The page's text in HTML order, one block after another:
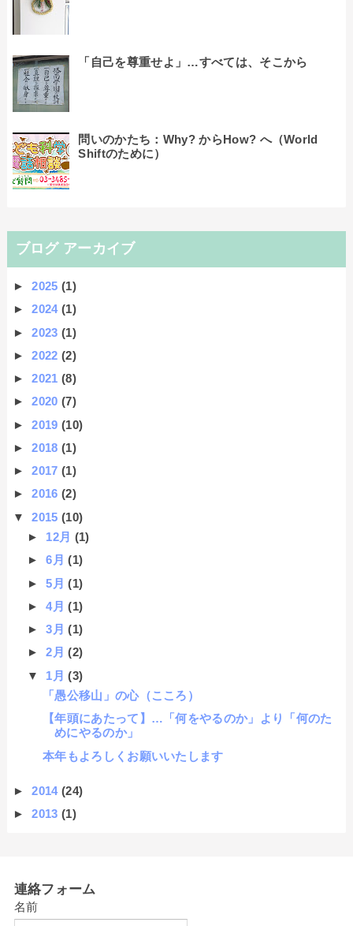
「自己を尊重せよ」…すべては、そこから
問いのかたち：Why? からHow? へ（World
Shiftのために）
ブログ アーカイブ
►2025(1)
►2024(1)
►2023(1)
►2022(2)
►2021(8)
►2020(7)
►2019(10)
►2018(1)
►2017(1)
►2016(2)
▼2015(10)
► 12月 (1)
►6月(1)
►5月(1)
►4月(1)
►3月(1)
►2月(2)
▼ 1月(3)
「愚公移山」の心（こころ）
【年頭にあたって】…「何をやるのか」より「何のた
めにやるのか」
本年もよろしくお願いいたします
►2014(24)
►2013(1)
連絡フォーム
名前